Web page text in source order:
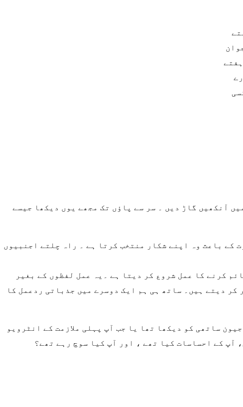
آنکھیں گاڑ دیں ۔ سر سے پاؤں تک مجھے یوں دیکھا جیسے
کے باعث وہ اپنے شکار منتخب کرتا ہے ۔ راہ چلتے اجنبیوں
کرنے کا عمل شروع کر دیتا ہے ۔یہ عمل لفظوں کے بغیر
دیتے ہیں۔ ساتھ ہی ہم ایک دوسرے میں جذباتی ردعمل کا
ساتھی کو دیکھا تھا یا جب آپ پہلی ملازمت کے انٹرویو
آپ کے احساسات کیا تھے ، اور آپ کیا سوچ رہے تھے؟